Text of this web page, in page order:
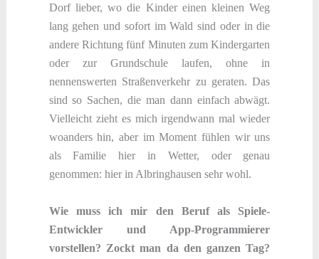
Dorf lieber, wo die Kinder einen kleinen Weg
lang gehen und sofort im Wald sind oder in die
andere Richtung fünf Minuten zum Kindergarten
oder zur Grundschule laufen, ohne in
nennenswerten Straßenverkehr zu geraten. Das
sind so Sachen, die man dann einfach abwägt.
Vielleicht zieht es mich irgendwann mal wieder
woanders hin, aber im Moment fühlen wir uns
als Familie hier in Wetter, oder genau
genommen: hier in Albringhausen sehr wohl.
Wie muss ich mir den Beruf als Spiele-
Entwickler und App-Programmierer
vorstellen? Zockt man da den ganzen Tag?